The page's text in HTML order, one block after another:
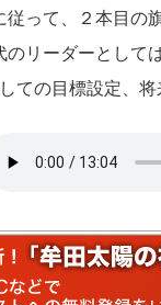
酒井英之の社
従って、２本目の
のリーダーとして
ての目標設定、